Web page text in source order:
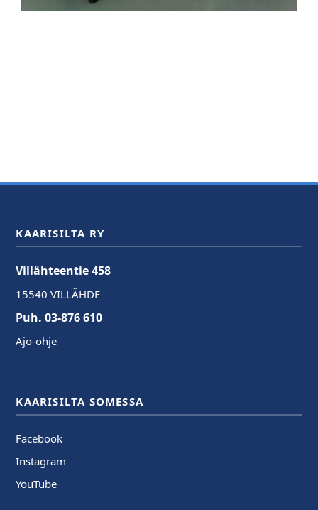
KAARISILTA RY
Villähteentie 458
15540 VILLÄHDE
Puh. 03-876 610
Ajo-ohje
KAARISILTA SOMESSA
Facebook
Instagram
YouTube